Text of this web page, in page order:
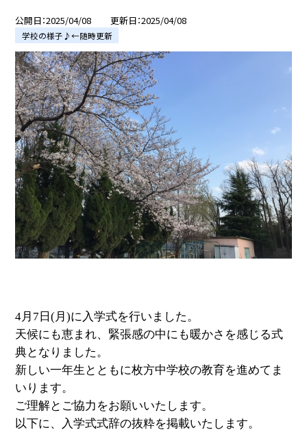
公開日 2025/04/08 更新日 2025/04/08
学校の様子♪←随時更新
4月7日(月)に入学式を行いました。
天候にも恵まれ、緊張感の中にも暖かさを感じる式
典となりました。
新しい一年生とともに枚方中学校の教育を進めてま
いります。
ご理解とご協力をお願いいたします。
以下に、入学式式辞の抜粋を掲載いたします。